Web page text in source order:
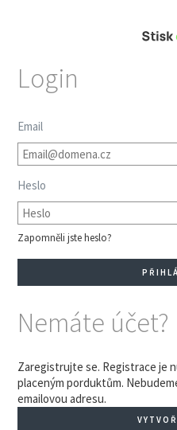
Login
Email
Heslo
Zapomněli jste heslo?
Nemáte účet?
Zaregistrujte se. Registrace je
placeným porduktům.
emailovou adresu.